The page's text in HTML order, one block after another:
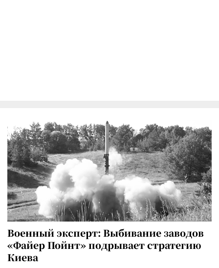
Военный эксперт: Выбивание заводов
«Файер Пойнт» подрывает стратегию
Киева